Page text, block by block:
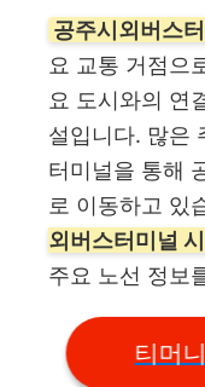
공주시외버스
요 교통 거점으
요 도시와의 연
설입니다. 많은
터미널을 통해
로 이동하고 있
외버스터미널
주요 노선 정보
티머